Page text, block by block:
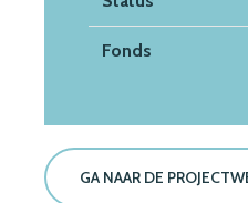
Fonds
GA NAAR DE